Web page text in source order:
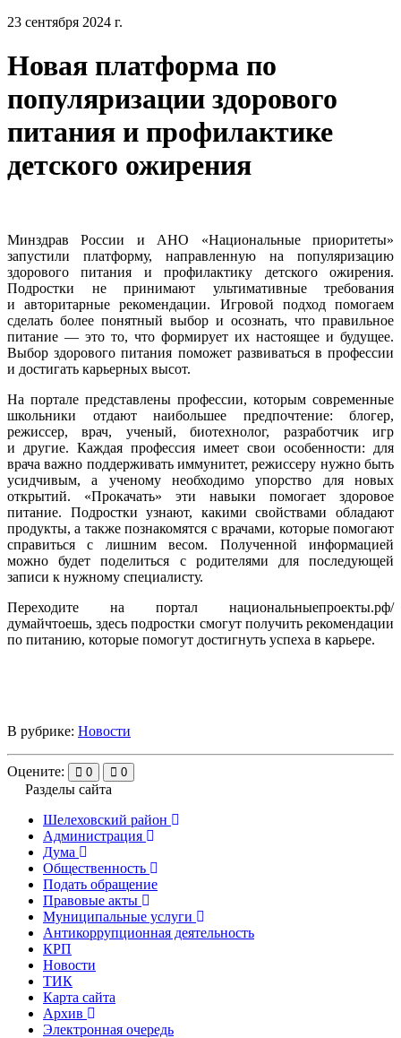
23 сентября 2024 г.
Новая платформа по
популяризации здорового
питания и профилактике
детского ожирения
Минздрав России и АНО «Национальные приоритеты»
запустили платформу, направленную на популяризацию
здорового питания и профилактику детского ожирения.
Подростки не принимают ультимативные требования
и авторитарные рекомендации. Игровой подход помогаем
сделать более понятный выбор и осознать, что правильное
питание — это то, что формирует их настоящее и будущее.
Выбор здорового питания поможет развиваться в профессии
и достигать карьерных высот.
На портале представлены профессии, которым современные
школьники отдают наибольшее предпочтение: блогер,
режиссер, врач, ученый, биотехнолог, разработчик игр
и другие. Каждая профессия имеет свои особенности: для
врача важно поддерживать иммунитет, режиссеру нужно быть
усидчивым, а ученому необходимо упорство для новых
открытий. «Прокачать» эти навыки помогает здоровое
питание. Подростки узнают, какими свойствами обладают
продукты, а также познакомятся с врачами, которые помогают
справиться с лишним весом. Полученной информацией
можно будет поделиться с родителями для последующей
записи к нужному специалисту.
Переходите на портал национальныепроекты.рф/
думайчтоешь, здесь подростки смогут получить рекомендации
по питанию, которые помогут достигнуть успеха в карьере.
В рубрике: Новости
Оцените: 0 0
Разделы сайта
Шелеховский район
Администрация
Дума
Общественность
Подать обращение
Правовые акты
Муниципальные услуги
Антикоррупционная деятельность
КРП
Новости
ТИК
Карта сайта
Архив
Электронная очередь